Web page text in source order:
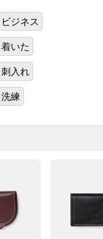
ジネス
いた
入れ
練